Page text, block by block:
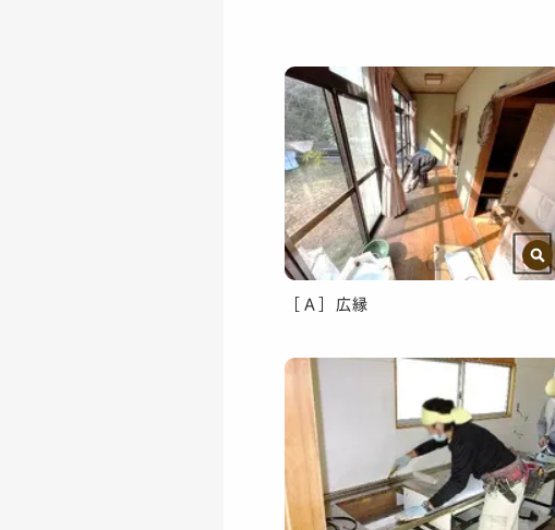
［Ａ］広縁